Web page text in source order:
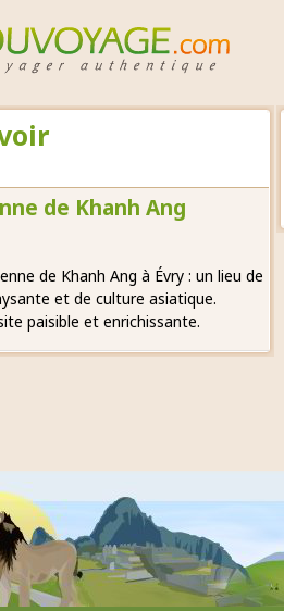
de Khanh Ang
de Khanh Ang à Évry : un lieu de
et de culture asiatique.
paisible et enrichissante.